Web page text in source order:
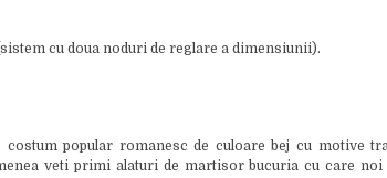
cu doua noduri de reglare a dimensiunii).
popular romanesc de culoare bej cu motive
veti primi alaturi de martisor bucuria cu care